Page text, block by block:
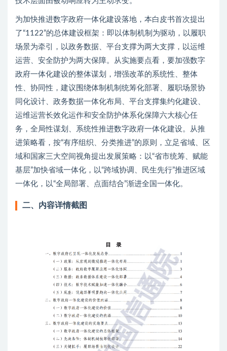
为加快推进数字政府一体化建设落地，本白皮书首次提出
了“1122”的总体建设框架：即以体制机制为驱动，以履职
场景为牵引，以政务数据、平台支撑为两大支撑，以运维
运营、安全防护为两大保障。从实施要点看，要加强数字
政府一体化建设的整体谋划，增强改革的系统性、整体
性、协同性，建议围绕体制机制统筹化部署、履职场景协
同化设计、政务数据一体化布局、平台支撑集约化建设、
运维运营长效化运作和安全防护体系化保障六大核心任
务，全局性谋划、系统性推进数字政府一体化建设。从推
进策略看，按“有序组织、分类推进”的原则，立足省域、区
域和国家三大空间视角提出发展策略：以“省市统筹、赋能
基层”加快省域一体化，以“跨域协调、民生先行”推进区域
一体化，以“全局部署、点面结合”渐进全国一体化。
二、内容详情截图